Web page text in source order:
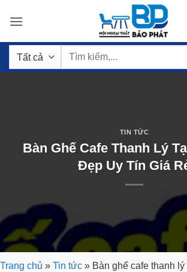
qua
dung
Tìm
TIN TỨC
Bàn Ghế Cafe Thanh Lý
Đẹp Uy Tín Giá
Trang chủ » Tin tức » Bàn ghế cafe thanh